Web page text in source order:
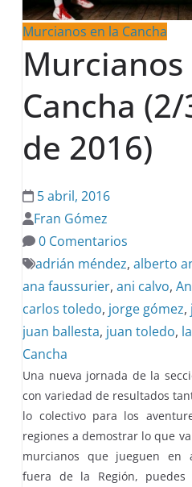
Murcianos en la Cancha
Murcianos
Cancha
de 2016)
5 abril, 2016
Fran Gómez
0 Comentarios
adrián méndez,alberto
ana faussurier,ani calvo,
carlos toledo, jorge gómez,
juan ballesta, juan toledo,
Cancha
Una nueva jornada de la
con variedad de resultados
lo colectivo para los
regiones a demostrar lo que
murcianos que jueguen en
fuera de la Región,